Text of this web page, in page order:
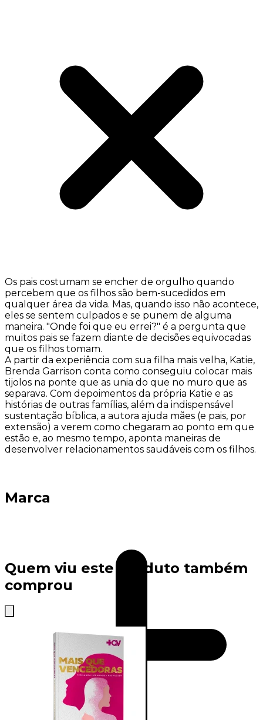
Os pais costumam se encher de orgulho quando
percebem que os filhos são bem-sucedidos em
qualquer área da vida. Mas, quando isso não acontece,
eles se sentem culpados e se punem de alguma
maneira. "Onde foi que eu errei?" é a pergunta que
muitos pais se fazem diante de decisões equivocadas
que os filhos tomam.
A partir da experiência com sua filha mais velha, Katie,
Brenda Garrison conta como conseguiu colocar mais
tijolos na ponte que as unia do que no muro que as
separava. Com depoimentos da própria Katie e as
histórias de outras famílias, além da indispensável
sustentação bíblica, a autora ajuda mães (e pais, por
extensão) a verem como chegaram ao ponto em que
estão e, ao mesmo tempo, aponta maneiras de
desenvolver relacionamentos saudáveis com os filhos.
Marca
Quem viu este produto também
comprou